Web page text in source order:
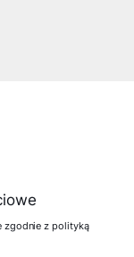
zgodnie z polityką